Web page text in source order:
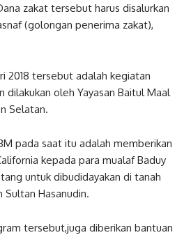
zakat tersebut harus disalurkan
(golongan penerima zakat),
2018 tersebut adalah kegiatan
dilakukan oleh Yayasan Baitul Maal
Selatan.
pada saat itu adalah memberikan
kepada para mualaf Baduy
untuk dibudidayakan di tanah
Hasanudin.
tersebut,juga diberikan bantuan